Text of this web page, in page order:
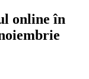
online în